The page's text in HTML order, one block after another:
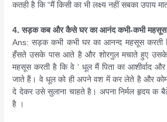
कतही है कि “मैं किसी का भी लक्ष्य नहीं सबका उपाय
4. सड़क कब और कैसे घर का आनंद कभी-कभी महसूस
Ans: सड़क कभी कभी घर का आनन्द महसूस करती
हँसते उसके पास आते है और शोरगुल मचाते हुए
महसूस करती है कि वे ‘ धूल मैं पिता का आशीर्वाद और
जाते हैं। वे धूल को ही अपने वश में कर लेते है और
दे देकर उसे सुलाना चाहते है। अपना निर्मल हृदय क
है ।